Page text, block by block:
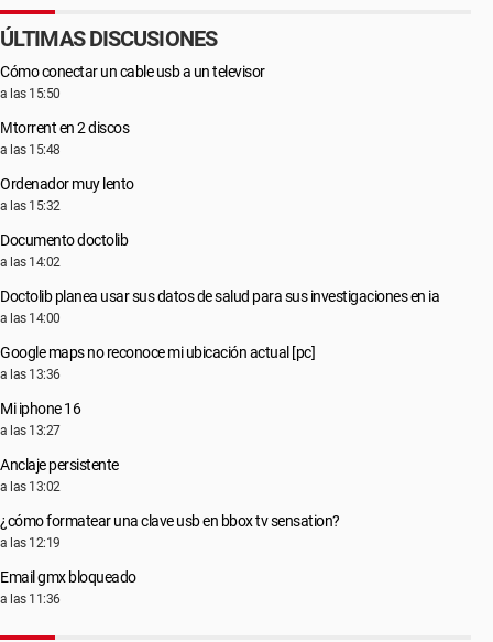
ÚLTIMAS DISCUSIONES
Cómo conectar un cable usb a un televisor
a las 15:50
Μtorrent en 2 discos
a las 15:48
Ordenador muy lento
a las 15:32
Documento doctolib
a las 14:02
Doctolib planea usar sus datos de salud para sus investigaciones en ia
a las 14:00
Google maps no reconoce mi ubicación actual [pc]
a las 13:36
Mi iphone 16
a las 13:27
Anclaje persistente
a las 13:02
¿cómo formatear una clave usb en bbox tv sensation?
a las 12:19
Email gmx bloqueado
a las 11:36